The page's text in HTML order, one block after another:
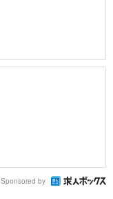
Sponsored by